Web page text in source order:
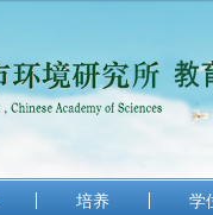
培养 学